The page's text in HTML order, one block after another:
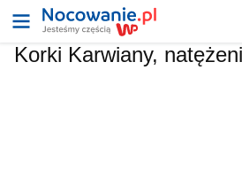
Korki Karwiany,